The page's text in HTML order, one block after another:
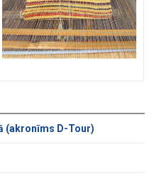
(akronīms D-Tour)